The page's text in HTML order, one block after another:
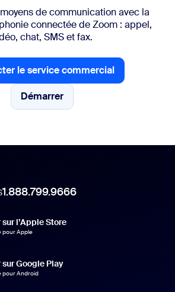
de communication avec la
connectée de Zoom : appel,
chat, SMS et fax.
le service commercial
le service commercial
Démarrer
Démarrer
1.888.799.9666
l’Apple Store
pour Apple
Google Play
pour Android